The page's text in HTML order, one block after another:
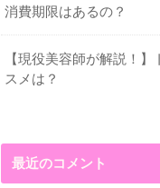
消費期限はあるの？
【現役美容師が解説！
スメは？
最近のコメント